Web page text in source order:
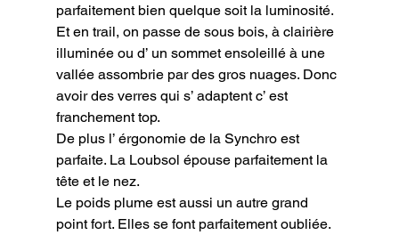
parfaitement bien quelque soit la luminosité.
Et en trail, on passe de sous bois, à clairière
illuminée ou d’ un sommet ensoleillé à une
vallée assombrie par des gros nuages. Donc
avoir des verres qui s’ adaptent c’ est
franchement top.
De plus l’ érgonomie de la Synchro est
parfaite. La Loubsol épouse parfaitement la
tête et le nez.
Le poids plume est aussi un autre grand
point fort. Elles se font parfaitement oubliée.